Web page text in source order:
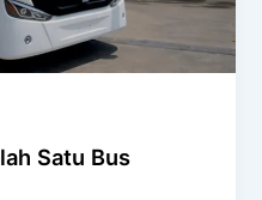
Satu Bus